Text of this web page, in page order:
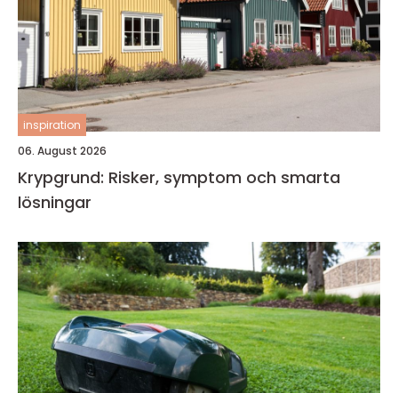
inspiration
06. August 2026
Krypgrund: Risker, symptom och smarta
lösningar